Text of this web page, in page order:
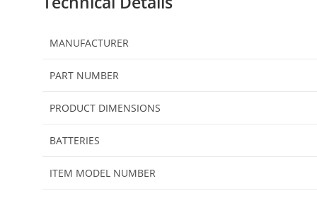
MANUFACTURER
PART NUMBER
PRODUCT DIMENSIONS
BATTERIES
ITEM MODEL NUMBER